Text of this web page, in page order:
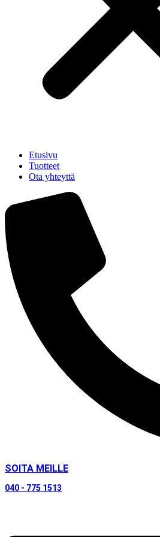
Etusivu
Tuotteet
Ota yhteyttä
SOITA MEILLE
040 - 775 1513